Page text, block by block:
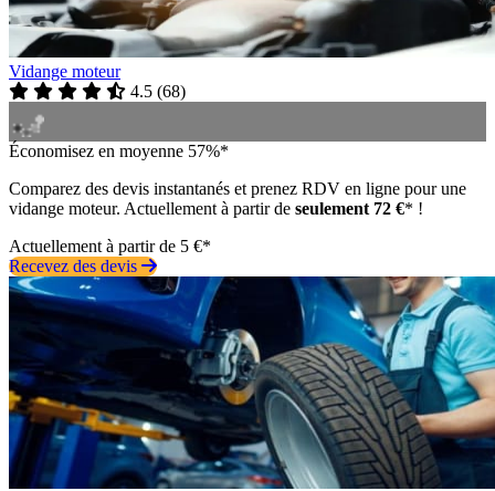
Vidange moteur
4.5 (68)
Économisez en moyenne 57%*
Comparez des devis instantanés et prenez RDV en ligne pour une
vidange moteur. Actuellement à partir de seulement 72 €* !
Actuellement à partir de 5 €*
Recevez des devis